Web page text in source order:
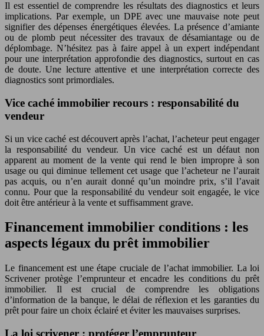
Il est essentiel de comprendre les résultats des diagnostics et leurs
implications. Par exemple, un DPE avec une mauvaise note peut
signifier des dépenses énergétiques élevées. La présence d’amiante
ou de plomb peut nécessiter des travaux de désamiantage ou de
déplombage. N’hésitez pas à faire appel à un expert indépendant
pour une interprétation approfondie des diagnostics, surtout en cas
de doute. Une lecture attentive et une interprétation correcte des
diagnostics sont primordiales.
Vice caché immobilier recours : responsabilité du
vendeur
Si un vice caché est découvert après l’achat, l’acheteur peut engager
la responsabilité du vendeur. Un vice caché est un défaut non
apparent au moment de la vente qui rend le bien impropre à son
usage ou qui diminue tellement cet usage que l’acheteur ne l’aurait
pas acquis, ou n’en aurait donné qu’un moindre prix, s’il l’avait
connu. Pour que la responsabilité du vendeur soit engagée, le vice
doit être antérieur à la vente et suffisamment grave.
Financement immobilier conditions : les
aspects légaux du prêt immobilier
Le financement est une étape cruciale de l’achat immobilier. La loi
Scrivener protège l’emprunteur et encadre les conditions du prêt
immobilier. Il est crucial de comprendre les obligations
d’information de la banque, le délai de réflexion et les garanties du
prêt pour faire un choix éclairé et éviter les mauvaises surprises.
La loi scrivener : protéger l’emprunteur